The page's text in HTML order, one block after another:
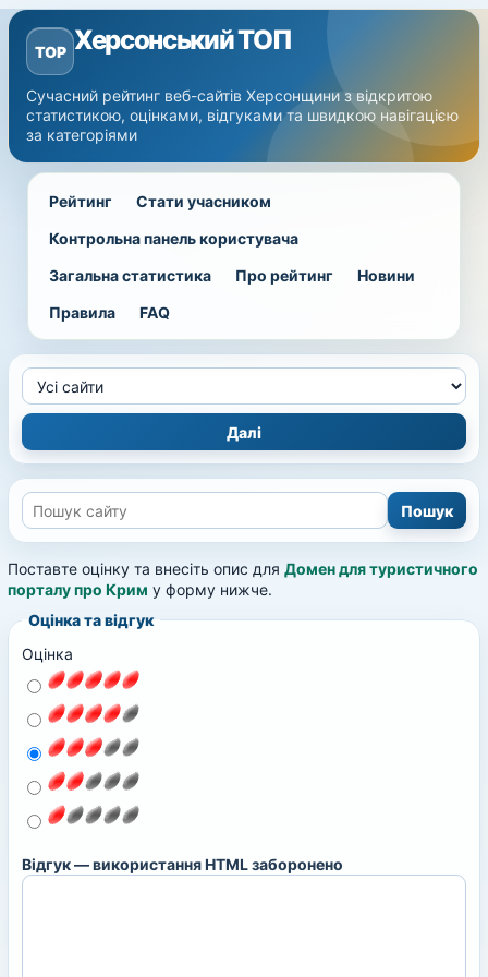
TOP Херсонський ТОП
Сучасний рейтинг веб-сайтів Херсонщини з відкритою
статистикою, оцінками, відгуками та швидкою навігацією
за категоріями
Рейтинг
Стати учасником
Контрольна панель користувача
Загальна статистика
Про рейтинг
Новини
Правила
FAQ
Поставте оцінку та внесіть опис для Домен для туристичного
порталу про Крим у форму нижче.
Оцінка та відгук
Оцінка
Відгук — використання HTML заборонено